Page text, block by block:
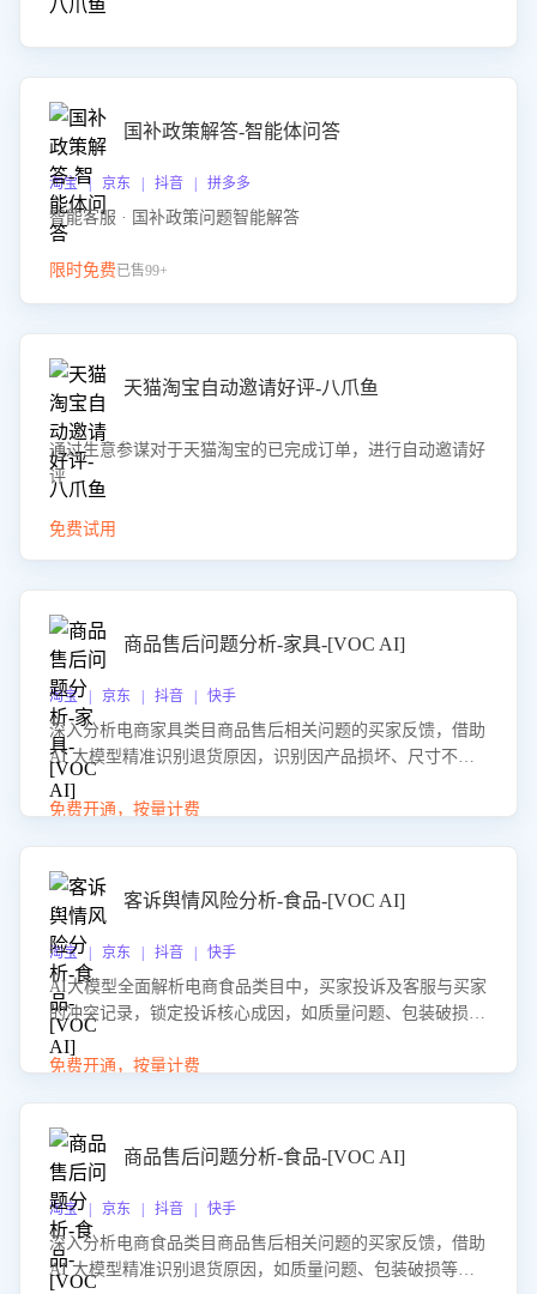
国补政策解答-智能体问答
淘宝 | 京东 | 抖音 | 拼多多
智能客服 · 国补政策问题智能解答
限时免费已售99+
天猫淘宝自动邀请好评-八爪鱼
通过生意参谋对于天猫淘宝的已完成订单，进行自动邀请好
评
免费试用
商品售后问题分析-家具-[VOC AI]
淘宝 | 京东 | 抖音 | 快手
深入分析电商家具类目商品售后相关问题的买家反馈，借助
AI 大模型精准识别退货原因，识别因产品损坏、尺寸不符
等导致的退货原因，给出全方位优化产品与服务的建议，助
力商家优化产品或服务，实现销售额的显著提升。
免费开通，按量计费
客诉舆情风险分析-食品-[VOC AI]
淘宝 | 京东 | 抖音 | 快手
AI大模型全面解析电商食品类目中，买家投诉及客服与买家
的冲突记录，锁定投诉核心成因，如质量问题、包装破损
等。同时，评估客服处理效果，生成优化策略，助力商家前
置差评防控，提升客户满意度。
免费开通，按量计费
商品售后问题分析-食品-[VOC AI]
淘宝 | 京东 | 抖音 | 快手
深入分析电商食品类目商品售后相关问题的买家反馈，借助
AI 大模型精准识别退货原因，如质量问题、包装破损等，